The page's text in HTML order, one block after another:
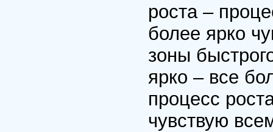
роста –
более ярко
зоны
ярко – все
процесс
чувствую